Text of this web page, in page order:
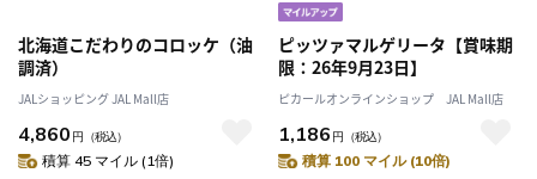
北海道こだわりのコロッケ（油
調済）
JALショッピング JAL Mall店
4,860 円 （税込）
積算 45 マイル (1倍)
ピッツァマルゲリータ【賞味期
限：26年9月23日】
ピカールオンラインショップ JAL Mall店
1,186 円 （税込）
積算 100 マイル (10倍)